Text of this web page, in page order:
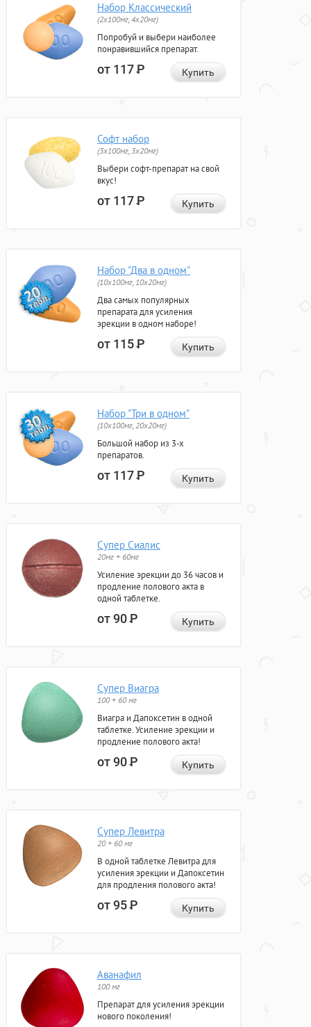
Набор Классический
(2x100мг, 4x20мг)
Попробуй и выбери наиболее
понравившийся препарат.
от 117Р Купить
Софт набор
(3x100мг, 3x20мг)
Выбери софт-препарат на свой
вкус!
от 117Р Купить
Набор "Два в одном"
(10x100мг, 10x20мг)
Два самых популярных
препарата для усиления
эрекции в одном наборе!
от 115Р Купить
Набор "Три в одном"
(10x100мг, 20x20мг)
Большой набор из 3-х
препаратов.
от 117Р Купить
Супер Сиалис
20мг + 60мг
Усиление эрекции до 36 часов и
продление полового акта в
одной таблетке.
от 90Р Купить
Супер Виагра
100 + 60 мг
Виагра и Дапоксетин в одной
таблетке. Усиление эрекции и
продление полового акта!
от 90Р Купить
Супер Левитра
20 + 60 мг
В одной таблетке Левитра для
усиления эрекции и Дапоксетин
для продления полового акта!
от 95Р Купить
Аванафил
100 мг
Препарат для усиления эрекции
нового поколения!